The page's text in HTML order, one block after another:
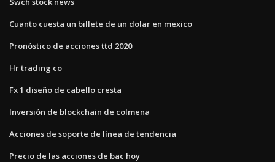
Cuanto cuesta un billete de un dolar en mexico
Pronóstico de acciones ttd 2020
Hr trading co
Fx 1 diseño de cabello cresta
Inversión de blockchain de colmena
Acciones de soporte de línea de tendencia
Precio de las acciones de bac hoy